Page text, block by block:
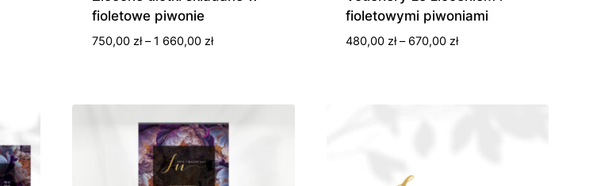
fioletowe piwonie
750,00 zł – 1 660,00 złZakres
1
660,00 zł
fioletowymi piwoniami
480,00 zł – 670,00 złZakres